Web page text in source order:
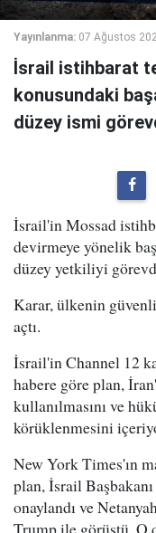
Yayınlanma: 07 Ağustos
İsrail istihbarat
konusundaki
düzey ismi
İsrail'in Mossad
devirmeye yönelik
düzey yetkiliyi
Karar, ülkenin
açtı.
İsrail'in Channel 12
habere göre plan,
kullanılmasını ve
körüklenmesini
New York Times'ın
plan, İsrail
onaylandı ve